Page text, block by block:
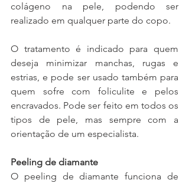
colágeno na pele, podendo ser
realizado em qualquer parte do copo.
O tratamento é indicado para quem
deseja minimizar manchas, rugas e
estrias, e pode ser usado também para
quem sofre com foliculite e pelos
encravados. Pode ser feito em todos os
tipos de pele, mas sempre com a
orientação de um especialista.
Peeling de diamante
O peeling de diamante funciona de